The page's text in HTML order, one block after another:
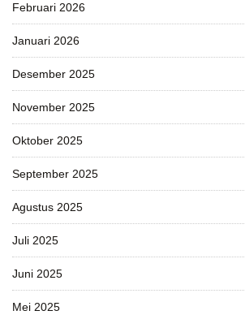
Februari 2026
Januari 2026
Desember 2025
November 2025
Oktober 2025
September 2025
Agustus 2025
Juli 2025
Juni 2025
Mei 2025